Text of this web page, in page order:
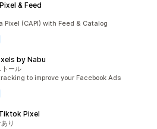
& Feed
Pixel (CAPI) with Feed & Catalog
by Nabu
トール
to improve your Facebook Ads
Pixel
り